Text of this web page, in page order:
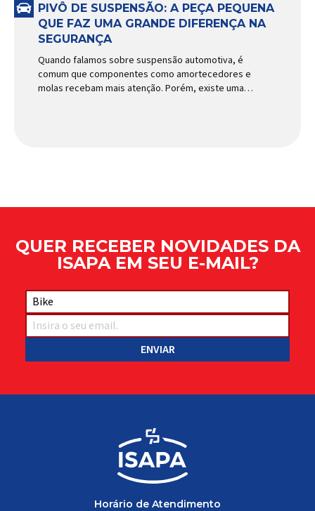
PIVÔ DE SUSPENSÃO: A PEÇA PEQUENA
QUE FAZ UMA GRANDE DIFERENÇA NA
SEGURANÇA
Quando falamos sobre suspensão automotiva, é
comum que componentes como amortecedores e
molas recebam mais atenção. Porém, existe uma
QUER RECEBER NOVIDADES DA
ISAPA EM SEU E-MAIL?
Horário de Atendimento